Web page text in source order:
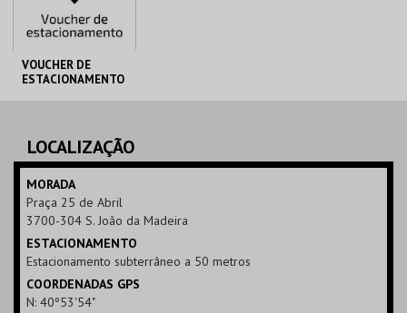
VOUCHER DE
ESTACIONAMENTO
MAIS INFO
COMPRAR
LOCALIZAÇÃO
MORADA
Praça 25 de Abril
3700-304 S. João da Madeira
ESTACIONAMENTO
Estacionamento subterrâneo a 50 metros
COORDENADAS GPS
N: 40º53'54"